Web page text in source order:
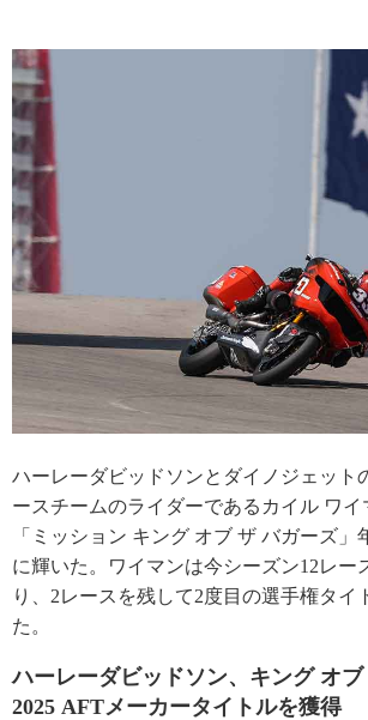
ハーレーダビッドソンとダイノジェット
ースチームのライダーであるカイル ワイ
「ミッション キング オブ ザ バガーズ」
に輝いた。ワイマンは今シーズン12レー
り、2レースを残して2度目の選手権タイ
た。
ハーレーダビッドソン、キング オ
2025 AFTメーカータイトルを獲得